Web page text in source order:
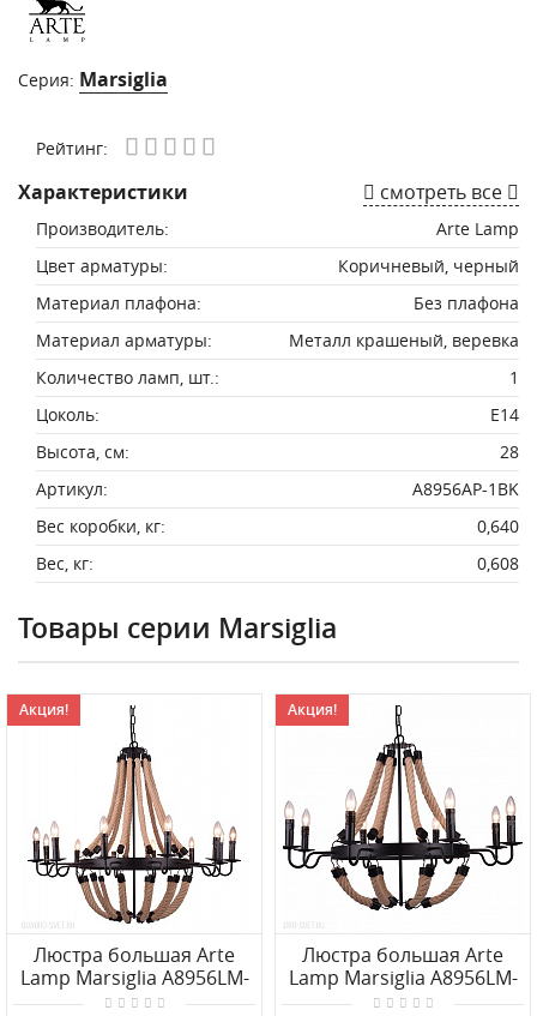
Серия: Marsiglia
Рейтинг:
Характеристики смотреть все
Производитель:
Arte Lamp
Цвет арматуры:
Коричневый, черный
Материал плафона:
Без плафона
Материал арматуры:
Металл крашеный, веревка
Количество ламп, шт.:
1
Цоколь:
E14
Высота, см:
28
Артикул:
A8956AP-1BK
Вес коробки, кг:
0,640
Вес, кг:
0,608
Товары серии Marsiglia
Акция!
Люстра большая Arte
Lamp Marsiglia A8956LM-
12BK
Акция!
Люстра большая Arte
Lamp Marsiglia A8956LM-
8BK